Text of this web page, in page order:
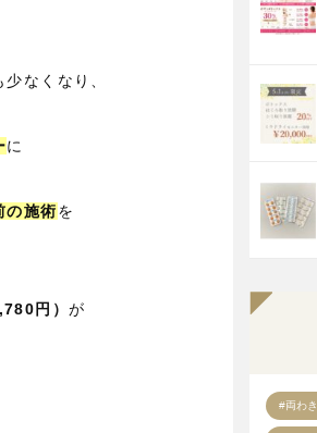
なくなり、
に
の施術を
円）が
#両わき